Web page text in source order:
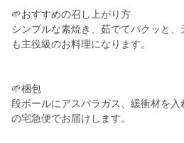
🌱おすすめの召し上がり方
シンプルな素焼き、茹でてパクッと
も主役級のお料理になります。
🌱梱包
段ボールにアスパラガス、緩衝材を入